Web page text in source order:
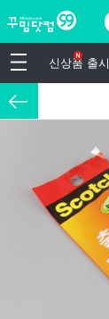
신상품 출시